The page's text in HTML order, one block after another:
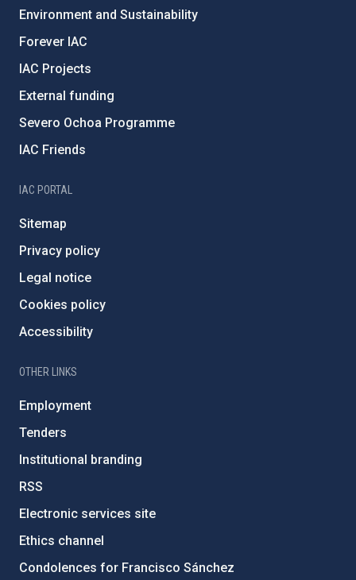
Environment and Sustainability
Forever IAC
IAC Projects
External funding
Severo Ochoa Programme
IAC Friends
IAC PORTAL
Sitemap
Privacy policy
Legal notice
Cookies policy
Accessibility
OTHER LINKS
Employment
Tenders
Institutional branding
RSS
Electronic services site
Ethics channel
Condolences for Francisco Sánchez